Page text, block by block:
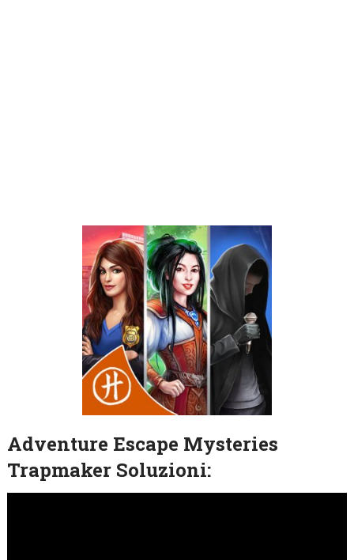
Adventure Escape Mysteries
Trapmaker Soluzioni: